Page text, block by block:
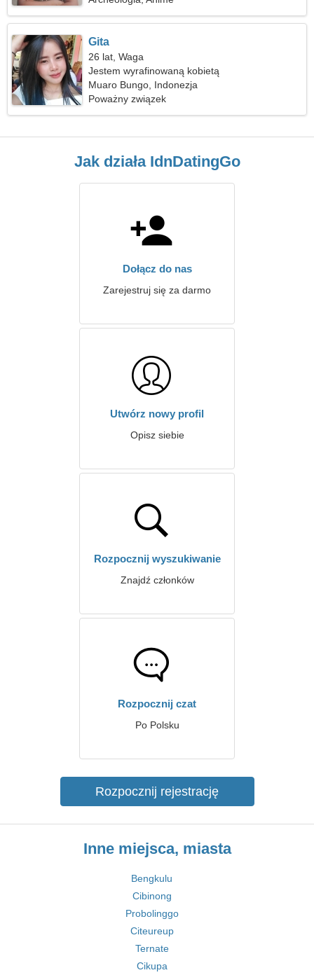
Gita
26 lat, Waga
Jestem wyrafinowaną kobietą
Muaro Bungo, Indonezja
Poważny związek
Jak działa IdnDatingGo
Dołącz do nas
Zarejestruj się za darmo
Utwórz nowy profil
Opisz siebie
Rozpocznij wyszukiwanie
Znajdź członków
Rozpocznij czat
Po Polsku
Rozpocznij rejestrację
Inne miejsca, miasta
Bengkulu
Cibinong
Probolinggo
Citeureup
Ternate
Cikupa